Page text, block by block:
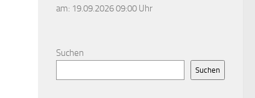
am: 19.09.2026 09:00 Uhr
Suchen
Suchen